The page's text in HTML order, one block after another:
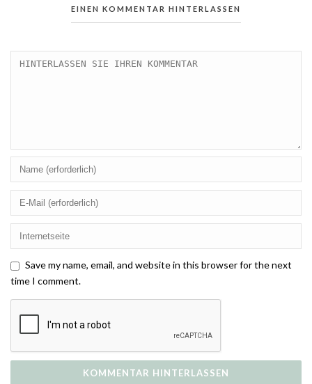
EINEN KOMMENTAR HINTERLASSEN
Save my name, email, and website in this browser for the next
time I comment.